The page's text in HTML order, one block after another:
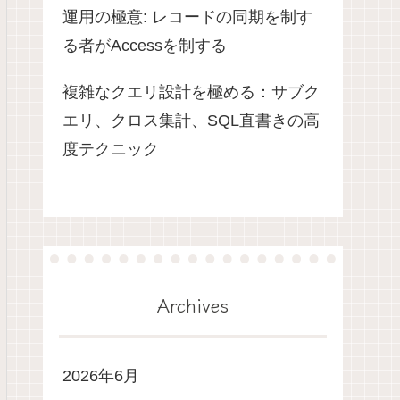
運用の極意: レコードの同期を制す
る者がAccessを制する
複雑なクエリ設計を極める：サブク
エリ、クロス集計、SQL直書きの高
度テクニック
Archives
2026年6月